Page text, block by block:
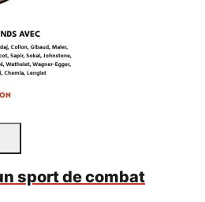
sport de combat